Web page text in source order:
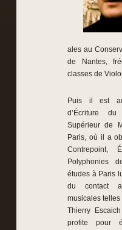
ales au
de Nantes,
classes de
Puis il est
d’Écriture du
Supérieur de
Paris, où il a
Contrepoint,
Polyphonies
études à Paris
du contact
musicales
Thierry
profite pour